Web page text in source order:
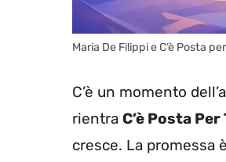
Maria De Filippi e C’è Posta
C’è un momento
rientra C’è Posta Per
cresce. La promessa